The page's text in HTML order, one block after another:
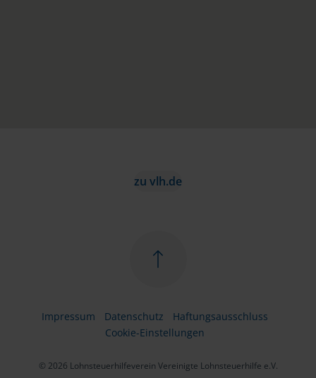
zu vlh.de
Impressum Datenschutz
Haftungsausschluss
Cookie-Einstellungen
© 2026 Lohnsteuerhilfeverein Vereinigte Lohnsteuerhilfe e.V.